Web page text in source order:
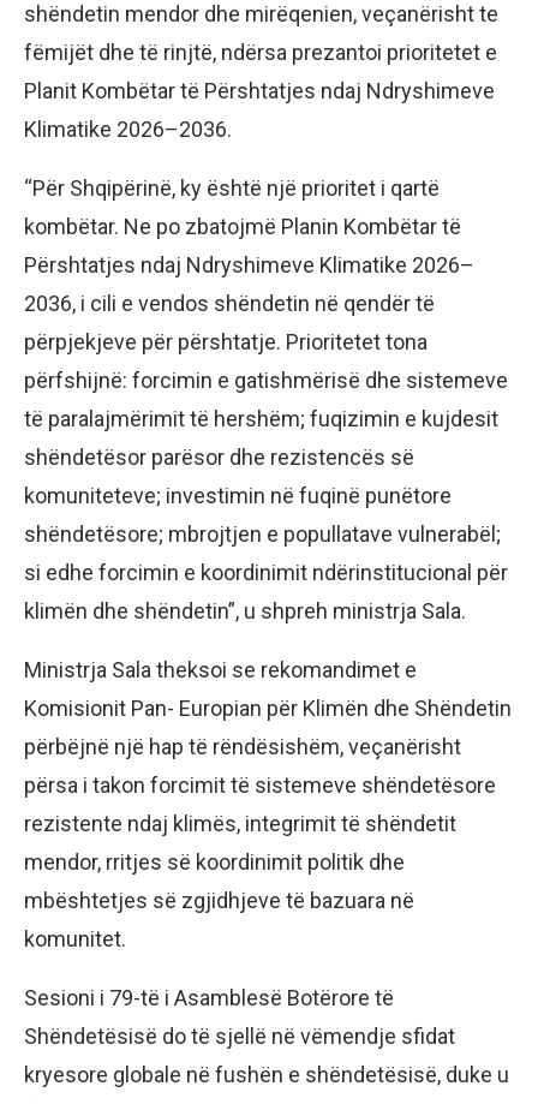
shëndetin mendor dhe mirëqenien, veçanërisht te
fëmijët dhe të rinjtë, ndërsa prezantoi prioritetet e
Planit Kombëtar të Përshtatjes ndaj Ndryshimeve
Klimatike 2026–2036.
“Për Shqipërinë, ky është një prioritet i qartë
kombëtar. Ne po zbatojmë Planin Kombëtar të
Përshtatjes ndaj Ndryshimeve Klimatike 2026–
2036, i cili e vendos shëndetin në qendër të
përpjekjeve për përshtatje. Prioritetet tona
përfshijnë: forcimin e gatishmërisë dhe sistemeve
të paralajmërimit të hershëm; fuqizimin e kujdesit
shëndetësor parësor dhe rezistencës së
komuniteteve; investimin në fuqinë punëtore
shëndetësore; mbrojtjen e popullatave vulnerabël;
si edhe forcimin e koordinimit ndërinstitucional për
klimën dhe shëndetin”, u shpreh ministrja Sala.
Ministrja Sala theksoi se rekomandimet e
Komisionit Pan- Europian për Klimën dhe Shëndetin
përbëjnë një hap të rëndësishëm, veçanërisht
përsa i takon forcimit të sistemeve shëndetësore
rezistente ndaj klimës, integrimit të shëndetit
mendor, rritjes së koordinimit politik dhe
mbështetjes së zgjidhjeve të bazuara në
komunitet.
Sesioni i 79-të i Asamblesë Botërore të
Shëndetësisë do të sjellë në vëmendje sfidat
kryesore globale në fushën e shëndetësisë, duke u